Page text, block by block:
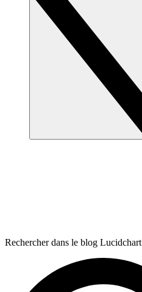
Rechercher dans le blog Lucidchart